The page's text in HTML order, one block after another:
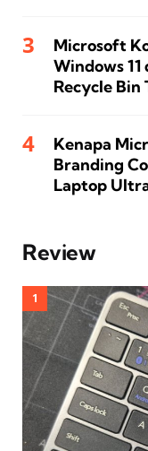
Microsoft
Windows 11
Recycle Bin
Kenapa
Branding
Laptop
Review